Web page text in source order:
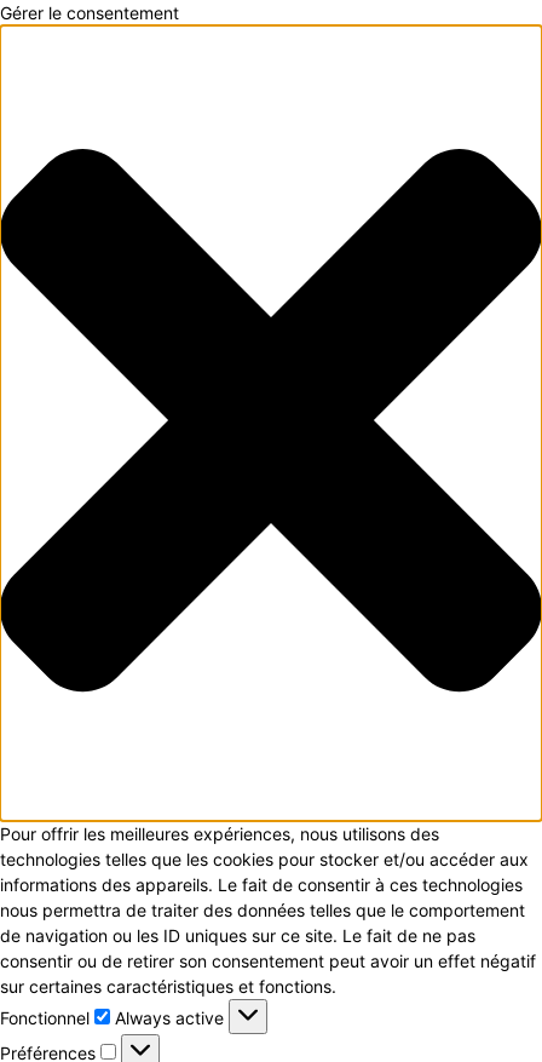
Gérer le consentement
Pour offrir les meilleures expériences, nous utilisons des
technologies telles que les cookies pour stocker et/ou accéder aux
informations des appareils. Le fait de consentir à ces technologies
nous permettra de traiter des données telles que le comportement
de navigation ou les ID uniques sur ce site. Le fait de ne pas
consentir ou de retirer son consentement peut avoir un effet négatif
sur certaines caractéristiques et fonctions.
Fonctionnel
Fonctionnel
Always active
Préférences
Préférences